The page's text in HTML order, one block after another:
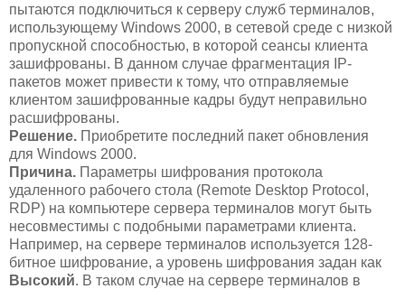
пытаются подключиться к серверу служб терминалов,
использующему Windows 2000, в сетевой среде с низкой
пропускной способностью, в которой сеансы клиента
зашифрованы. В данном случае фрагментация IP-
пакетов может привести к тому, что отправляемые
клиентом зашифрованные кадры будут неправильно
расшифрованы.
Решение. Приобретите последний пакет обновления
для Windows 2000.
Причина. Параметры шифрования протокола
удаленного рабочего стола (Remote Desktop Protocol,
RDP) на компьютере сервера терминалов могут быть
несовместимы с подобными параметрами клиента.
Например, на сервере терминалов используется 128-
битное шифрование, а уровень шифрования задан как
Высокий. В таком случае на сервере терминалов в